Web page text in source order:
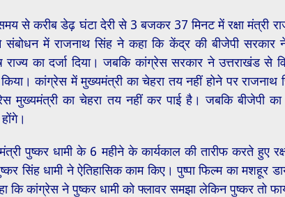
से करीब डेढ़ घंटा देरी से 3 बजकर 37 मिनट में रक्षा मंत्री
में राजनाथ सिंह ने कहा कि केंद्र की बीजेपी सरकार
राज्य का दर्जा दिया। जबकि कांग्रेस सरकार ने उत्तराखंड से
कांग्रेस में मुख्यमंत्री का चेहरा तय नहीं होने पर
मुख्यमंत्री का चेहरा तय नहीं कर पाई है। जबकि बीजेपी
पुष्कर धामी के 6 महीने के कार्यकाल की तारीफ करते हुए
सिंह धामी ने ऐतिहासिक काम किए। पुष्पा फिल्म का मशहूर
कि कांग्रेस ने पुष्कर धामी को फ्लावर समझा लेकिन पुष्कर तो